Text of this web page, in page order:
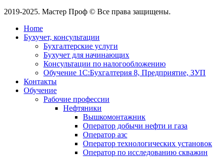
2019-2025. Мастер Проф © Все права защищены.
Home
Бухучет, консультации
Бухгалтерские услуги
Бухучет для начинающих
Консультации по налогообложению
Обучение 1С:Бухгалтерия 8, Предприятие, ЗУП
Контакты
Обучение
Рабочие профессии
Нефтяники
Вышкомонтажник
Оператор добычи нефти и газа
Оператор азс
Оператор технологических установок
Оператор по исследованию скважин